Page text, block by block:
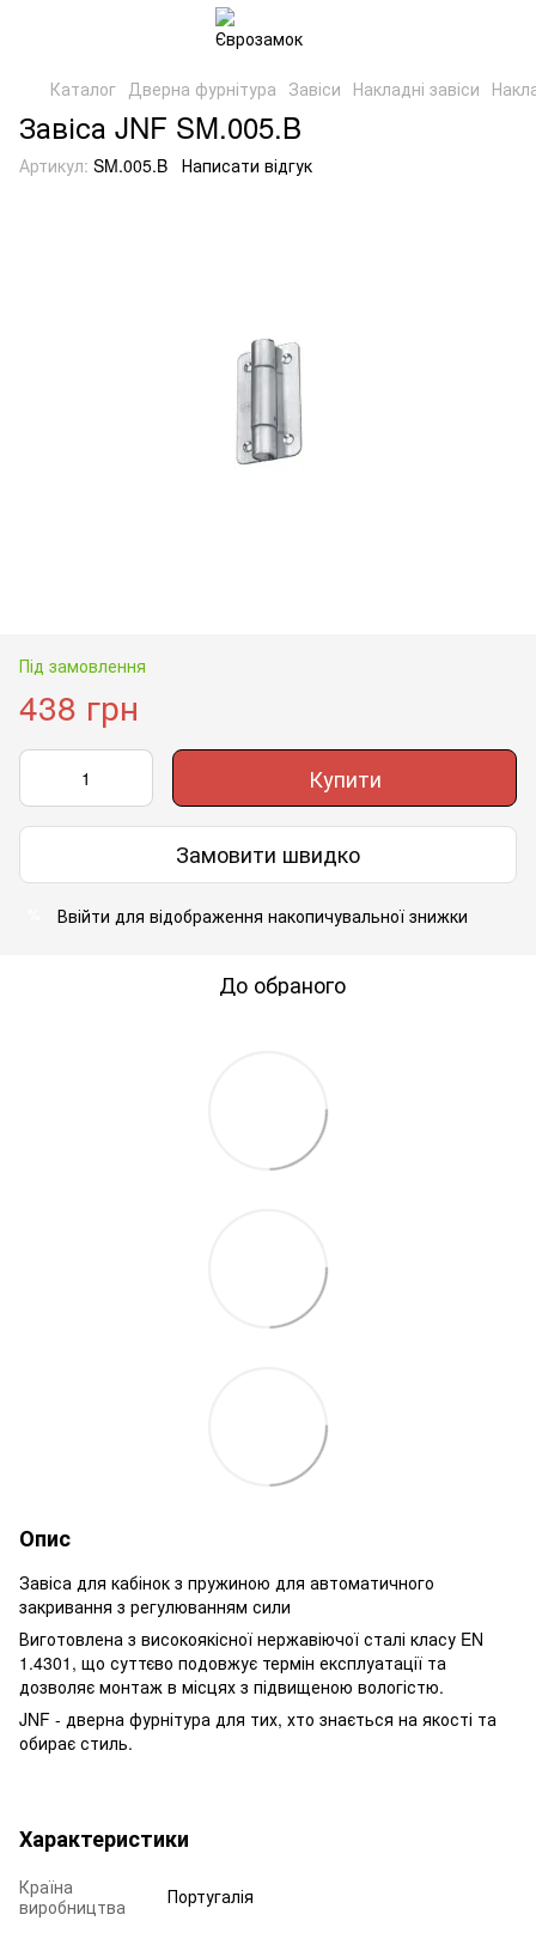
Каталог Дверна фурнітура Завіси Накладні завіси
Завіса JNF SM.005.B
Артикул: SM.005.B Написати відгук
Під замовлення
438 грн
Купити
Замовити швидко
Ввійти для відображення накопичувальної знижки
До обраного
Опис
Завіса для кабінок з пружиною для автоматичного
закривання з регулюванням сили
Виготовлена з високоякісної нержавіючої сталі класу EN
1.4301, що суттєво подовжує термін експлуатації та
дозволяє монтаж в місцях з підвищеною вологістю.
JNF - дверна фурнітура для тих, хто знається на якості та
обирає стиль.
Характеристики
Країна
виробництва
Португалія